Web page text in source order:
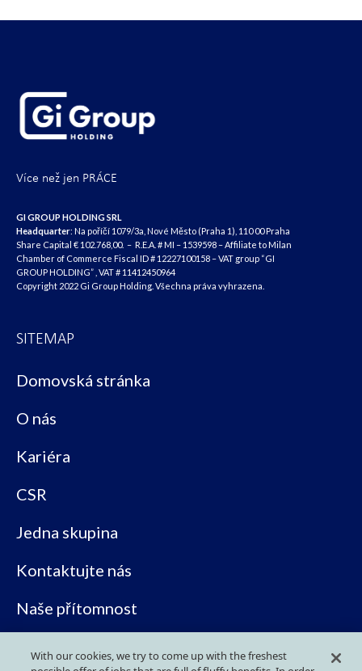
Více než jen PRÁCE
GI GROUP HOLDING SRL
Headquarter: Na poříčí 1079/3a, Nové Město (Praha 1), 110 00 Praha
Share Capital € 102.768,00. – R.E.A. # MI – 1539598 – Affiliate to Milan
Chamber of Commerce Fiscal ID # 12227100158 – VAT group “GI
GROUP HOLDING” , VAT # 11412450964
Copyright 2022 Gi Group Holding. Všechna práva vyhrazena.
SITEMAP
Domovská stránka
O nás
Kariéra
CSR
Jedna skupina
Kontaktujte nás
Naše přítomnost
With our cookies, we try to come up with the freshest